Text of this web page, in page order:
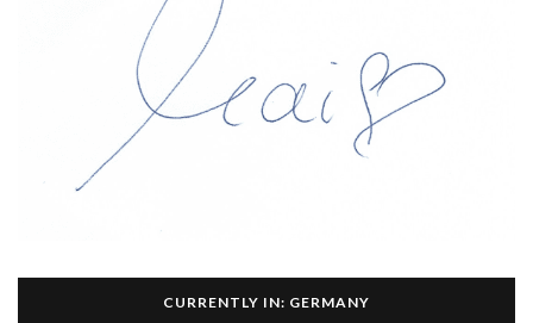
CURRENTLY IN: GERMANY